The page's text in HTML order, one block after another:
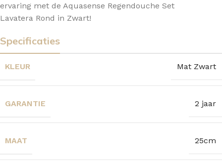
ervaring met de Aquasense Regendouche Set
Lavatera Rond in Zwart!
Specificaties
KLEUR Mat Zwart
GARANTIE 2 jaar
MAAT 25cm